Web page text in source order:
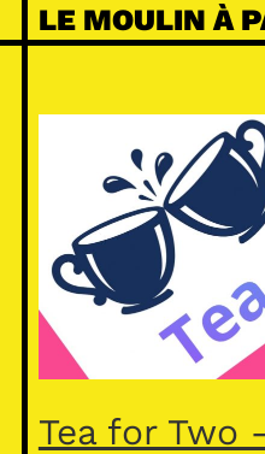
Skip
to
LE MOULIN À
Tea for Two